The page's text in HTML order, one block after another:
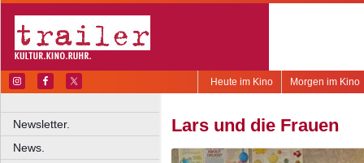
Morgen im Kino
Heute im Kino
Newsletter.
News.
Lars und die Frauen